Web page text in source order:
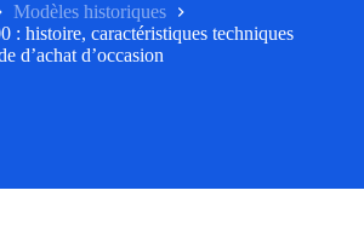
Modèles historiques
: histoire, caractéristiques techniques
d’achat d’occasion